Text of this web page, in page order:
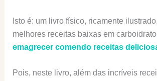
Isto é: um livro físico, ricamente
melhores receitas baixas em
emagrecer comendo receitas
Pois, neste livro, além das incríveis